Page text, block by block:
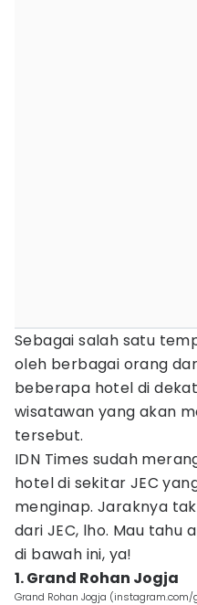
Sebagai salah satu
oleh berbagai orang
beberapa hotel di
wisatawan yang akan
tersebut.
IDN Times sudah
hotel di sekitar JEC
menginap. Jaraknya
dari JEC, lho. Mau tahu
di bawah ini, ya!
1. Grand Rohan Jogja
Grand Rohan Jogja